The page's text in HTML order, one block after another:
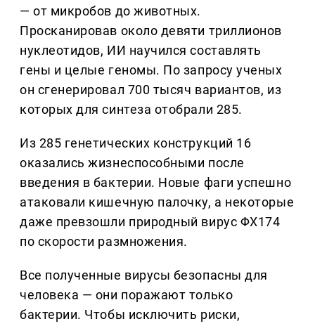
— от микробов до животных.
Просканировав около девяти триллионов
нуклеотидов, ИИ научился составлять
гены и целые геномы. По запросу ученых
он сгенерировал 700 тысяч вариантов, из
которых для синтеза отобрали 285.
Из 285 генетических конструкций 16
оказались жизнеспособными после
введения в бактерии. Новые фаги успешно
атаковали кишечную палочку, а некоторые
даже превзошли природный вирус ΦX174
по скорости размножения.
Все полученные вирусы безопасны для
человека — они поражают только
бактерии. Чтобы исключить риски,